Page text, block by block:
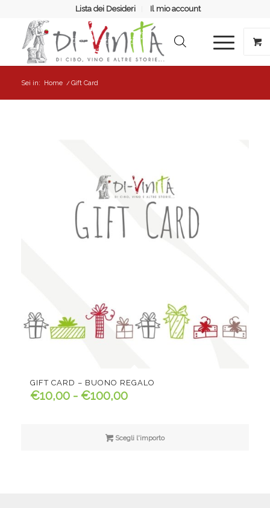
Lista dei Desideri Il mio account
Sei in: Home / Gift Card
GIFT CARD – BUONO REGALO
€10,00 - €100,00Fascia
da
Scegli l'importo